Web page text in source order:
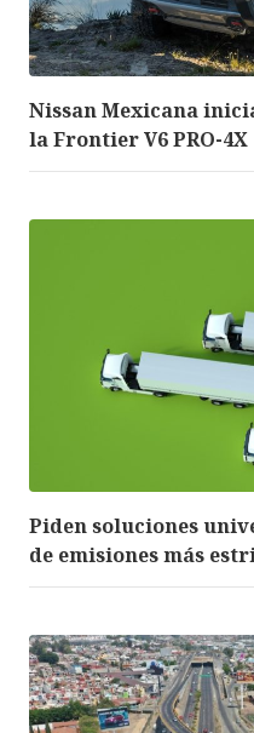
Nissan Mexicana
la Frontier V6 PRO-4X
Piden soluciones
de emisiones más